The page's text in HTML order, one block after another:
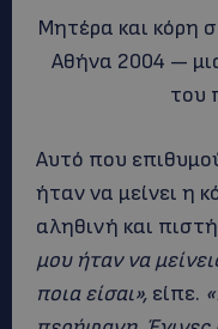
Μητέρα και κόρη
Αθήνα 2004 —
του
Αυτό που
ήταν να μείνει η
αληθινή και
μου ήταν να
ποια είσαι», είπε.